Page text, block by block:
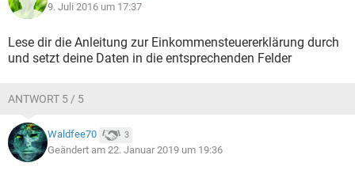
9. Juli 2016 um 17:37
Lese dir die Anleitung zur Einkommensteuererklärung durch
und setzt deine Daten in die entsprechenden Felder
ANTWORT 5 / 5
Waldfee70 3
Geändert am 22. Januar 2019 um 19:36